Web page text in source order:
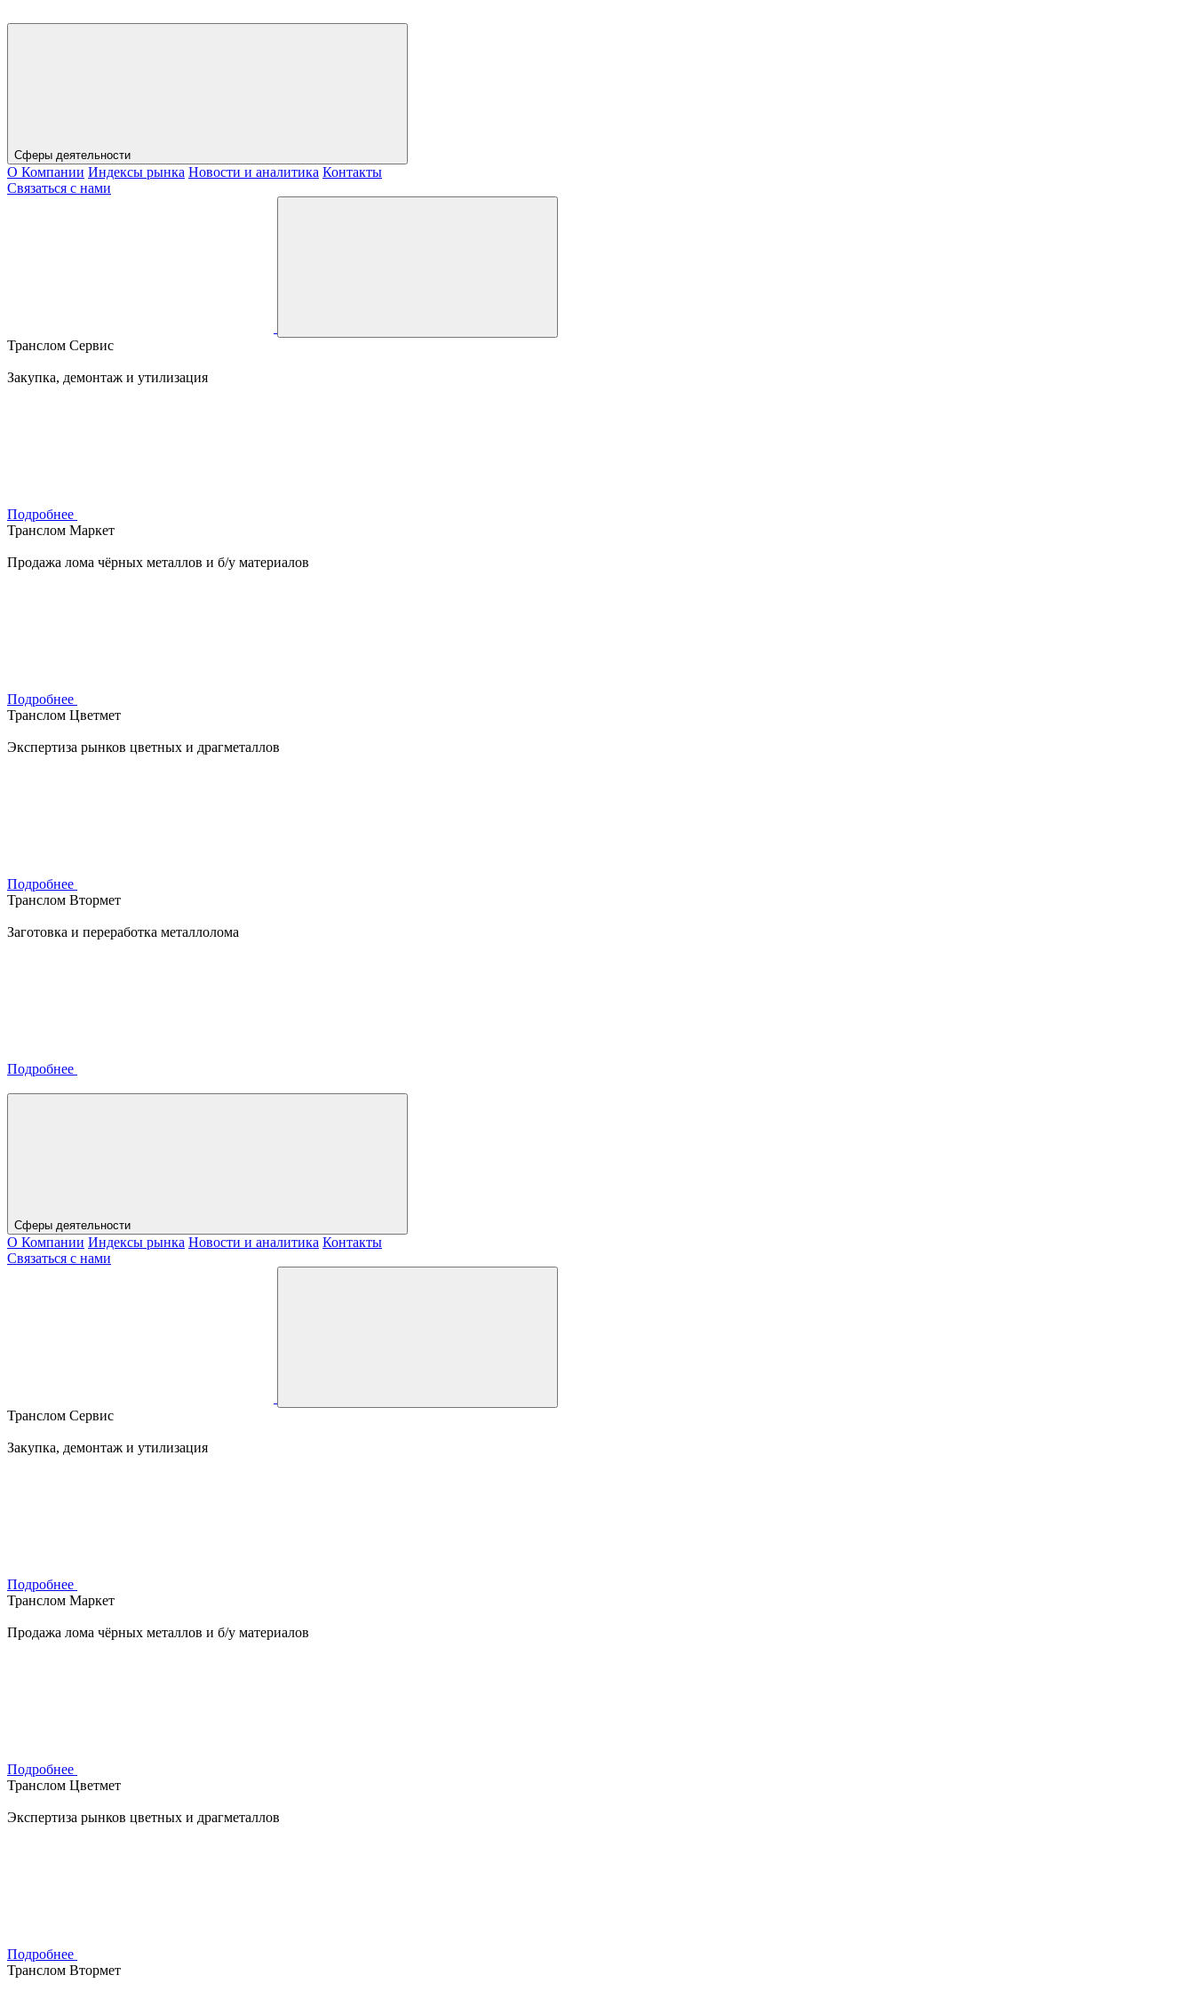
Сферы деятельности
О Компании Индексы рынка Новости и аналитика Контакты
Связаться с нами
Транслом Сервис
Закупка, демонтаж и утилизация
Подробнее
Транслом Маркет
Продажа лома чёрных металлов и б/у материалов
Подробнее
Транслом Цветмет
Экспертиза рынков цветных и драгметаллов
Подробнее
Транслом Втормет
Заготовка и переработка металлолома
Подробнее
Сферы деятельности
О Компании Индексы рынка Новости и аналитика Контакты
Связаться с нами
Транслом Сервис
Закупка, демонтаж и утилизация
Подробнее
Транслом Маркет
Продажа лома чёрных металлов и б/у материалов
Подробнее
Транслом Цветмет
Экспертиза рынков цветных и драгметаллов
Подробнее
Транслом Втормет